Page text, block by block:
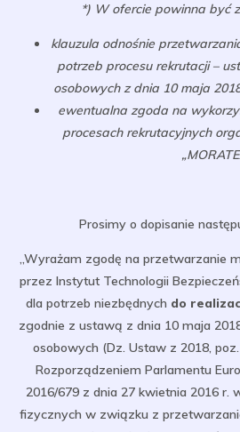
*) W ofercie powinna być
klauzula odnośnie
potrzeb procesu rekrutacji –
osobowych z dnia 10 maja
ewentualna zgoda na
procesach rekrutacyjnych
Prosimy o dopisanie
„Wyrażam zgodę na przetwarzanie
przez Instytut Technologii
dla potrzeb niezbędnych do
zgodnie z ustawą z dnia 10 maja
osobowych (Dz. Ustaw z 2018,
Rozporządzeniem Parlamentu
2016/679 z dnia 27 kwietnia 2016 r.
fizycznych w związku z